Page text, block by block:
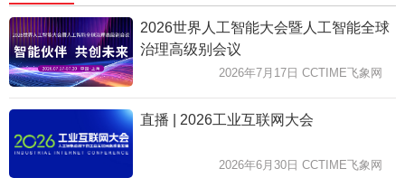
2026世界人工智能大会暨人工智能全球
治理高级别会议
2026年7月17日 CCTIME飞象网
直播 | 2026工业互联网大会
2026年6月30日 CCTIME飞象网